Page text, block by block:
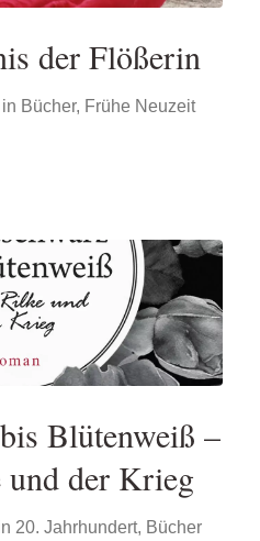
der Flößerin
in Bücher, Frühe Neuzeit
Blütenweiß –
und der Krieg
20. Jahrhundert, Bücher